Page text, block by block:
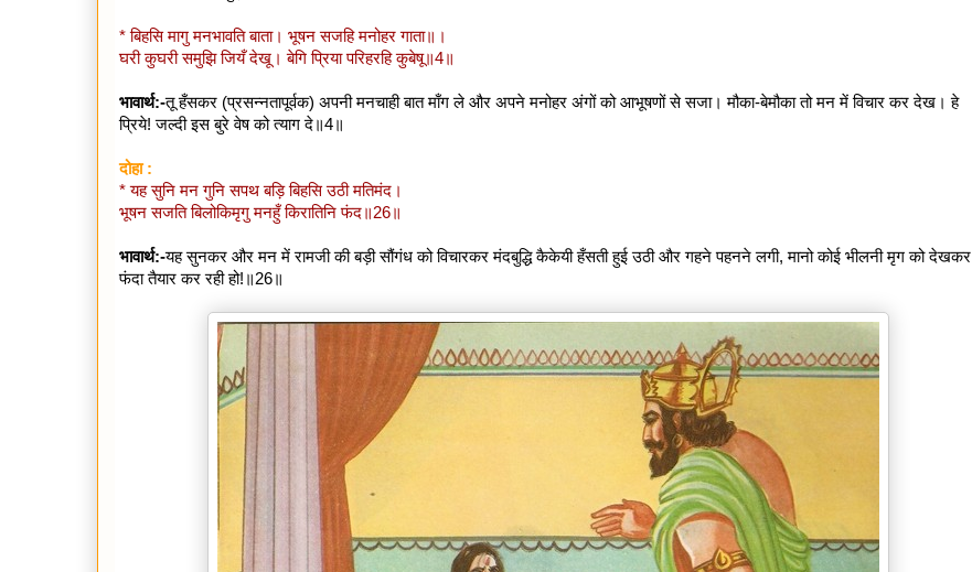
* बिहसि मागु मनभावति बाता। भूषन सजहि मनोहर गाता॥।
घरी कुघरी समुझि जियँ देखू। बेगि प्रिया परिहरहि कुबेषू॥4॥
भावार्थ:-तू हँसकर (प्रसन्नतापूर्वक) अपनी मनचाही बात माँग ले और अपने मनोहर अंगों को आभूषणों से सजा। मौका-बेमौका तो मन में विचार कर देख। हे
प्रिये! जल्दी इस बुरे वेष को त्याग दे॥4॥
दोहा :
* यह सुनि मन गुनि सपथ बड़ि बिहसि उठी मतिमंद।
भूषन सजति बिलोकिमृगु मनहुँ किरातिनि फंद॥26॥
भावार्थ:-यह सुनकर और मन में रामजी की बड़ी सौंगंध को विचारकर मंदबुद्धि कैकेयी हँसती हुई उठी और गहने पहनने लगी, मानो कोई भीलनी मृग को देखकर
फंदा तैयार कर रही हो!॥26॥